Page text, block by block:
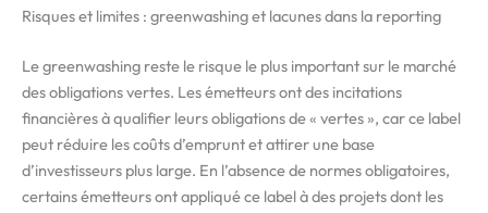
Risques et limites : greenwashing et lacunes dans la reporting
Le greenwashing reste le risque le plus important sur le marché
des obligations vertes. Les émetteurs ont des incitations
financières à qualifier leurs obligations de « vertes », car ce label
peut réduire les coûts d’emprunt et attirer une base
d’investisseurs plus large. En l’absence de normes obligatoires,
certains émetteurs ont appliqué ce label à des projets dont les